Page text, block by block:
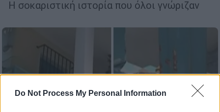
Do Not Process My Personal Information
Η σοκαριστική ιστορία που όλοι γνώριζαν